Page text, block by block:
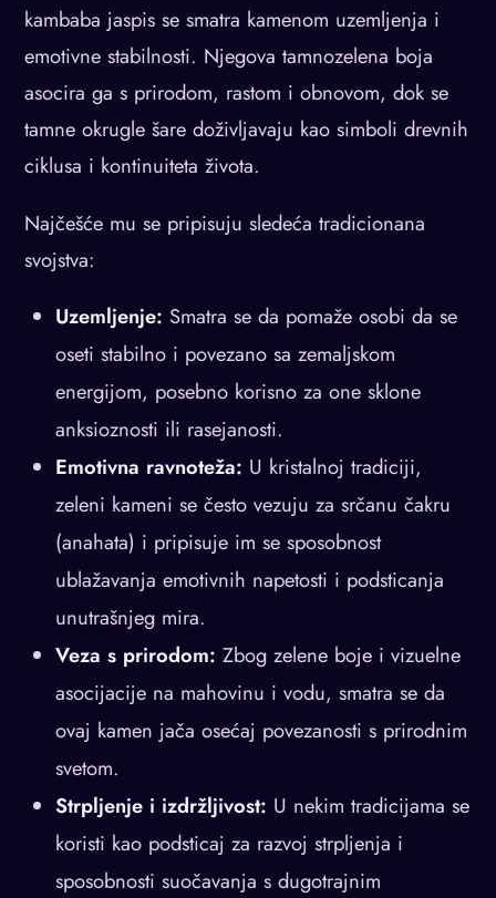
kambaba jaspis se smatra kamenom uzemljenja i
emotivne stabilnosti. Njegova tamnozelena boja
asocira ga s prirodom, rastom i obnovom, dok se
tamne okrugle šare doživljavaju kao simboli drevnih
ciklusa i kontinuiteta života.
Najčešće mu se pripisuju sledeća tradicionana
svojstva:
Uzemljenje: Smatra se da pomaže osobi da se
oseti stabilno i povezano sa zemaljskom
energijom, posebno korisno za one sklone
anksioznosti ili rasejanosti.
Emotivna ravnoteža: U kristalnoj tradiciji,
zeleni kameni se često vezuju za srčanu čakru
(anahata) i pripisuje im se sposobnost
ublažavanja emotivnih napetosti i podsticanja
unutrašnjeg mira.
Veza s prirodom: Zbog zelene boje i vizuelne
asocijacije na mahovinu i vodu, smatra se da
ovaj kamen jača osećaj povezanosti s prirodnim
svetom.
Strpljenje i izdržljivost: U nekim tradicijama se
koristi kao podsticaj za razvoj strpljenja i
sposobnosti suočavanja s dugotrajnim